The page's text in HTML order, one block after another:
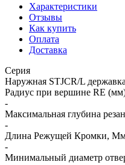
Характеристики
Отзывы
Как купить
Оплата
Доставка
Серия
Наружная STJCR/L державка
Радиус при вершине RE
-
Максимальная глубина
-
Длина Режущей Кромки,
-
Минимальный диаметр